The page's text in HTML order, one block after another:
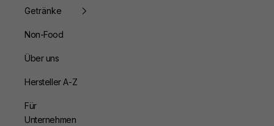
Getränke
Non-Food
Über uns
Hersteller A-Z
Für
Unternehmen